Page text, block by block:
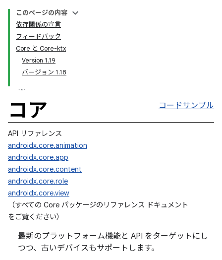
このページの内容
依存関係の宣言
フィードバック
Core と Core-ktx
Version 1.19
バージョン 1.18
コア コードサンプル
API リファレンス
androidx.core.animation
androidx.core.app
androidx.core.content
androidx.core.role
androidx.core.view
（すべての Core パッケージのリファレンス ドキュメント
をご覧ください）
最新のプラットフォーム機能と API をターゲットにし
つつ、古いデバイスもサポートします。